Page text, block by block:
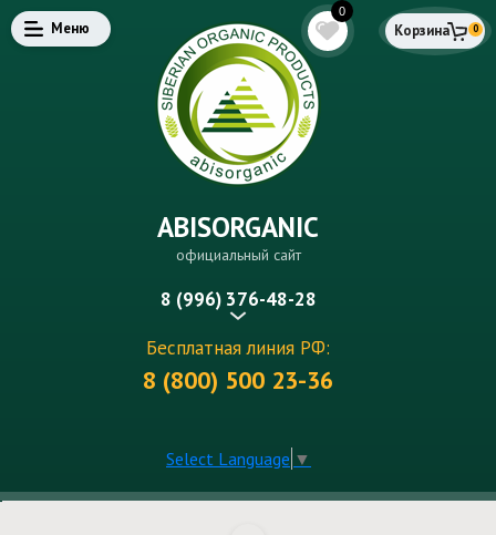
Меню
ABISORGANIC
официальный сайт
8 (996) 376-48-28
Бесплатная линия РФ:
8 (800) 500 23-36
Select Language ▼
0
0
Корзина